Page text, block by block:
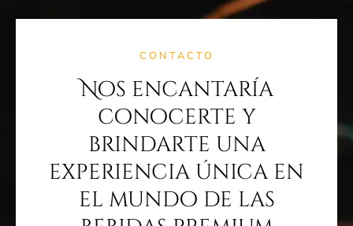
CONTACTO
Nos encantaría
conocerte y
brindarte una
experiencia única en
el mundo de las